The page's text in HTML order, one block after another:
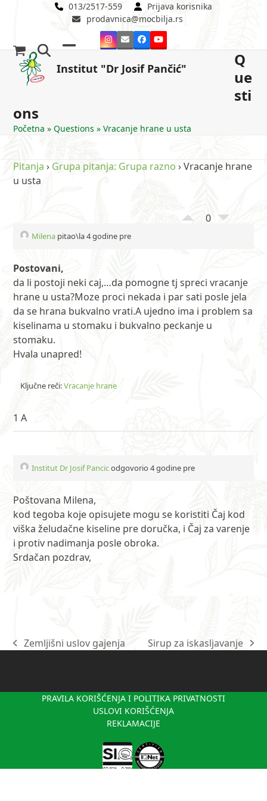
013/2517-559
Prijava korisnika
prodavnica@mocbilja.rs
Instagram
EmailFacebookYouTube
Institut "Dr Josif Pančić"
mobile
mobile
Q
ue
sti
ons
Početna »Questions »Vracanje hrane u usta
Pitanja › Grupa pitanja: Grupa razno ›Vracanje hrane
u usta
0
Milena pitao\la 4 godine pre
Postovani,
da li postoji neki caj,…da pomogne tj spreci vracanje
hrane u usta?Moze proci nekada i par sati posle jela
da se hrana bukvalno vrati.A ujedno ima i problem sa
kiselinama u stomaku i bukvalno peckanje u
stomaku.
Hvala unapred!
Ključne reči:Vracanje hrane
1 A
Institut Dr Josif Pancicodgovorio 4 godine pre
Poštovana Milena,
kod tegoba koje opisujete mogu se koristiti Čaj kod
viška želudačne kiseline pre doručka, i Čaj za varenje
i protiv nadimanja posle obroka.
Srdačan pozdrav,
previous
Zemljišni uslov gajenja
next
Sirup za iskasljavanje
PRAVILA KORIŠĆENJA I POLITIKA PRIVATNOSTI
USLOVI KORIŠĆENJA
REKLAMACIJE